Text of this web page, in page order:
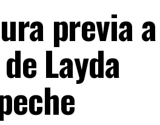
previa a
Layda